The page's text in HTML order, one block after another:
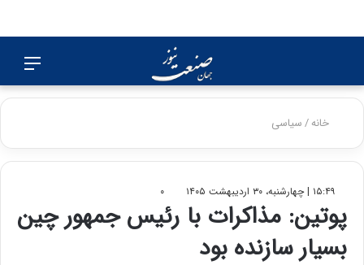
برای
خانه/سیاسی
۱۵:۴۹ | چهارشنبه، ۳۰ اردیبهشت ۱۴۰۵ ۰
پوتین: مذاکرات با رئیس جمهور چین
بسیار سازنده بود